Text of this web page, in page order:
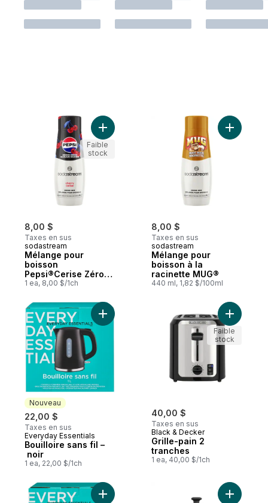
8,00 $
Taxes en sus
sodastream
Mélange pour
boisson
Pepsi®Cerise Zéro
sucre
1 ea, 8,00 $/1ch
Ajouter Mélange
Faible
stock
8,00 $
Taxes en sus
sodastream
Mélange pour
boisson à la
racinette MUG®
440 ml, 1,82 $/100ml
Nouveau
22,00 $
Taxes en sus
Nouveau
Everyday Essentials
Bouilloire sans fil –
noir
1 ea, 22,00 $/1ch
Ajouter Bouilloire sans fil – noir au panier
40,00 $
Taxes en sus
Black & Decker
Grille-pain 2
tranches
1 ea, 40,00 $/1ch
Ajouter
Faible
stock
Ajouter Cuiseur à riz 3 à 6 tasses auAjouter